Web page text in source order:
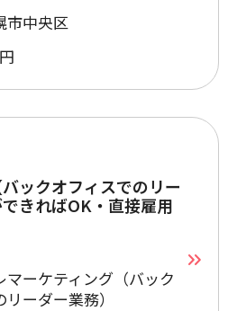
市中央区
ックオフィスでのリー
きればOK・直接雇用
マーケティング（バック
ーダー業務）